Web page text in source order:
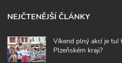
NEJČTENĚJŠÍ ČLÁNKY
Víkend plný akcí je tu!
Plzeňském kraji?